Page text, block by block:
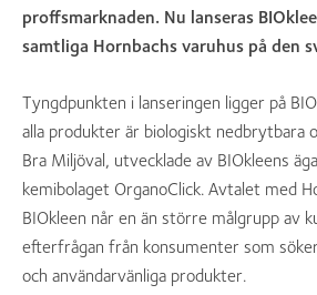
proffsmarknaden. Nu lanseras
samtliga Hornbachs varuhus på den
Tyngdpunkten i lanseringen ligger på
alla produkter är biologiskt nedbrytbara
Bra Miljöval, utvecklade av BIOkleens
kemibolaget OrganoClick. Avtalet med
BIOkleen når en än större målgrupp av
efterfrågan från konsumenter som
och användarvänliga produkter.